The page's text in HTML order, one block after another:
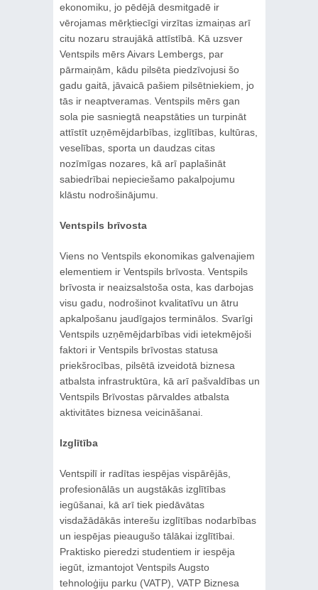
ekonomiku, jo pēdējā desmitgadē ir
vērojamas mērķtiecīgi virzītas izmaiņas arī
citu nozaru straujākā attīstībā. Kā uzsver
Ventspils mērs Aivars Lembergs, par
pārmaiņām, kādu pilsēta piedzīvojusi šo
gadu gaitā, jāvaicā pašiem pilsētniekiem, jo
tās ir neaptveramas. Ventspils mērs gan
sola pie sasniegtā neapstāties un turpināt
attīstīt uzņēmējdarbības, izglītības, kultūras,
veselības, sporta un daudzas citas
nozīmīgas nozares, kā arī paplašināt
sabiedrībai nepieciešamo pakalpojumu
klāstu nodrošinājumu.
Ventspils brīvosta
Viens no Ventspils ekonomikas galvenajiem
elementiem ir Ventspils brīvosta. Ventspils
brīvosta ir neaizsalstoša osta, kas darbojas
visu gadu, nodrošinot kvalitatīvu un ātru
apkalpošanu jaudīgajos terminālos. Svarīgi
Ventspils uzņēmējdarbības vidi ietekmējoši
faktori ir Ventspils brīvostas statusa
priekšrocības, pilsētā izveidotā biznesa
atbalsta infrastruktūra, kā arī pašvaldības un
Ventspils Brīvostas pārvaldes atbalsta
aktivitātes biznesa veicināšanai.
Izglītība
Ventspilī ir radītas iespējas vispārējās,
profesionālās un augstākās izglītības
iegūšanai, kā arī tiek piedāvātas
visdažādākās interešu izglītības nodarbības
un iespējas pieaugušo tālākai izglītībai.
Praktisko pieredzi studentiem ir iespēja
iegūt, izmantojot Ventspils Augsto
tehnoloģiju parku (VATP), VATP Biznesa